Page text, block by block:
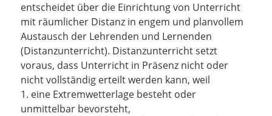
entscheidet über die Einrichtung von Unterricht
mit räumlicher Distanz in engem und planvollem
Austausch der Lehrenden und Lernenden
(Distanzunterricht). Distanzunterricht setzt
voraus, dass Unterricht in Präsenz nicht oder
nicht vollständig erteilt werden kann, weil
1. eine Extremwetterlage besteht oder
unmittelbar bevorsteht,